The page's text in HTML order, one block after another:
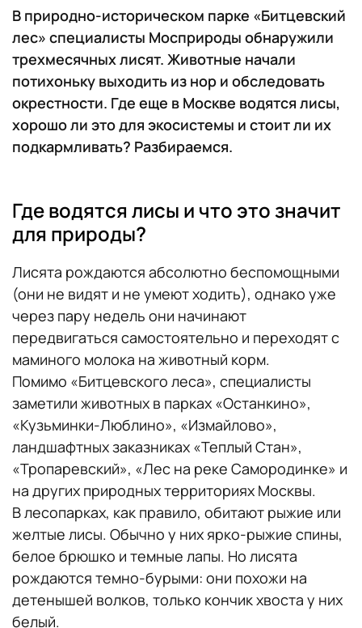
В природно-историческом парке «Битцевский
лес» специалисты Мосприроды обнаружили
трехмесячных лисят. Животные начали
потихоньку выходить из нор и обследовать
окрестности. Где еще в Москве водятся лисы,
хорошо ли это для экосистемы и стоит ли их
подкармливать? Разбираемся.
Где водятся лисы и что это значит
для природы?
Лисята рождаются абсолютно беспомощными
(они не видят и не умеют ходить), однако уже
через пару недель они начинают
передвигаться самостоятельно и переходят с
маминого молока на животный корм.
Помимо «Битцевского леса», специалисты
заметили животных в парках «Останкино»,
«Кузьминки-Люблино», «Измайлово»,
ландшафтных заказниках «Теплый Стан»,
«Тропаревский», «Лес на реке Самородинке» и
на других природных территориях Москвы.
В лесопарках, как правило, обитают рыжие или
желтые лисы. Обычно у них ярко-рыжие спины,
белое брюшко и темные лапы. Но лисята
рождаются темно-бурыми: они похожи на
детенышей волков, только кончик хвоста у них
белый.